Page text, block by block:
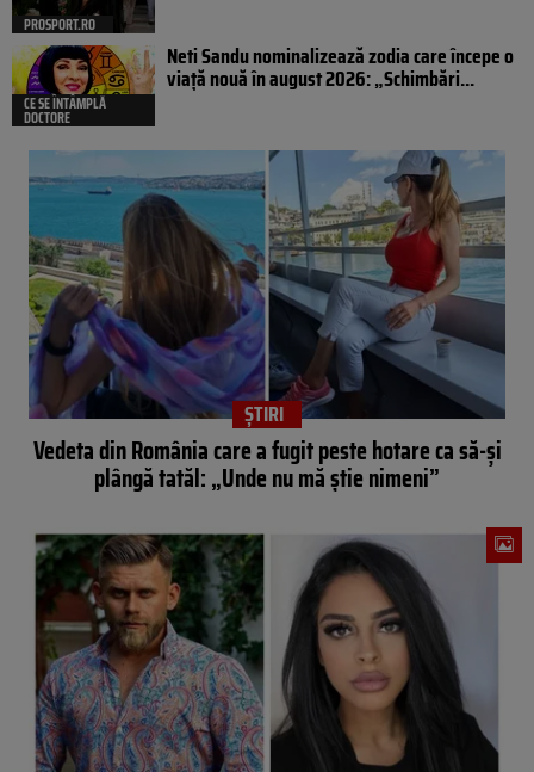
PROSPORT.RO
CE SE ÎNTÂMPLĂ
DOCTORE
Neti Sandu nominalizează zodia care începe o
viață nouă în august 2026: „Schimbări...
ȘTIRI
Vedeta din România care a fugit peste hotare ca să-și
plângă tatăl: „Unde nu mă știe nimeni”